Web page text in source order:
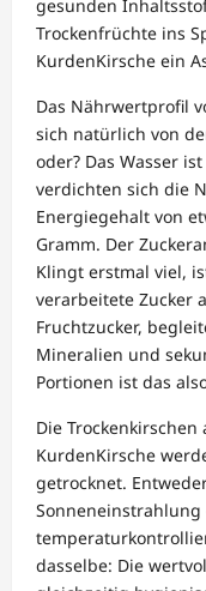
gesunden
Trockenfrüchte ins
KurdenKirsche ein
Das Nährwertprofil
sich natürlich von
oder? Das Wasser
verdichten sich die
Energiegehalt von
Gramm. Der
Klingt erstmal viel,
verarbeitete Zucker
Fruchtzucker,
Mineralien und
Portionen ist das
Die
KurdenKirsche
getrocknet.
dasselbe: Die